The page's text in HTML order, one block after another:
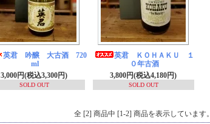
英君 吟醸 大古酒 720
ml
3,000円(税込3,300円)
SOLD OUT
英君 ＫＯＨＡＫＵ １
０年古酒
3,800円(税込4,180円)
SOLD OUT
全 [2] 商品中 [1-2] 商品を表示しています。